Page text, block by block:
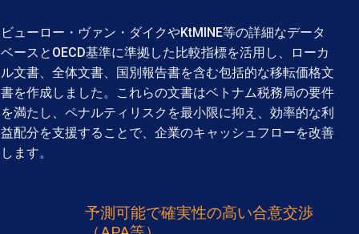
ビューロー・ヴァン・ダイクやKtMINE等の詳細なデータ
ベースとOECD基準に準拠した比較指標を活用し、ローカ
ル文書、全体文書、国別報告書を含む包括的な移転価格文
書を作成しました。これらの文書はベトナム税務局の要件
を満たし、ペナルティリスクを最小限に抑え、効率的な利
益配分を支援することで、企業のキャッシュフローを改善
します。
予測可能で確実性の高い合意交渉